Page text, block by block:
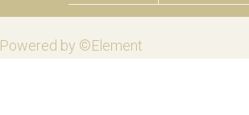
Powered by ©Element